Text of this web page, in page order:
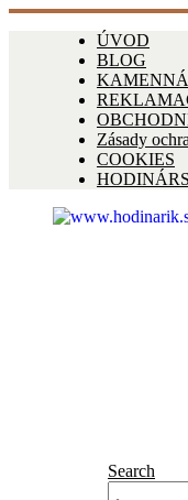
ÚVOD
BLOG
Zásady
COOKIES
Search